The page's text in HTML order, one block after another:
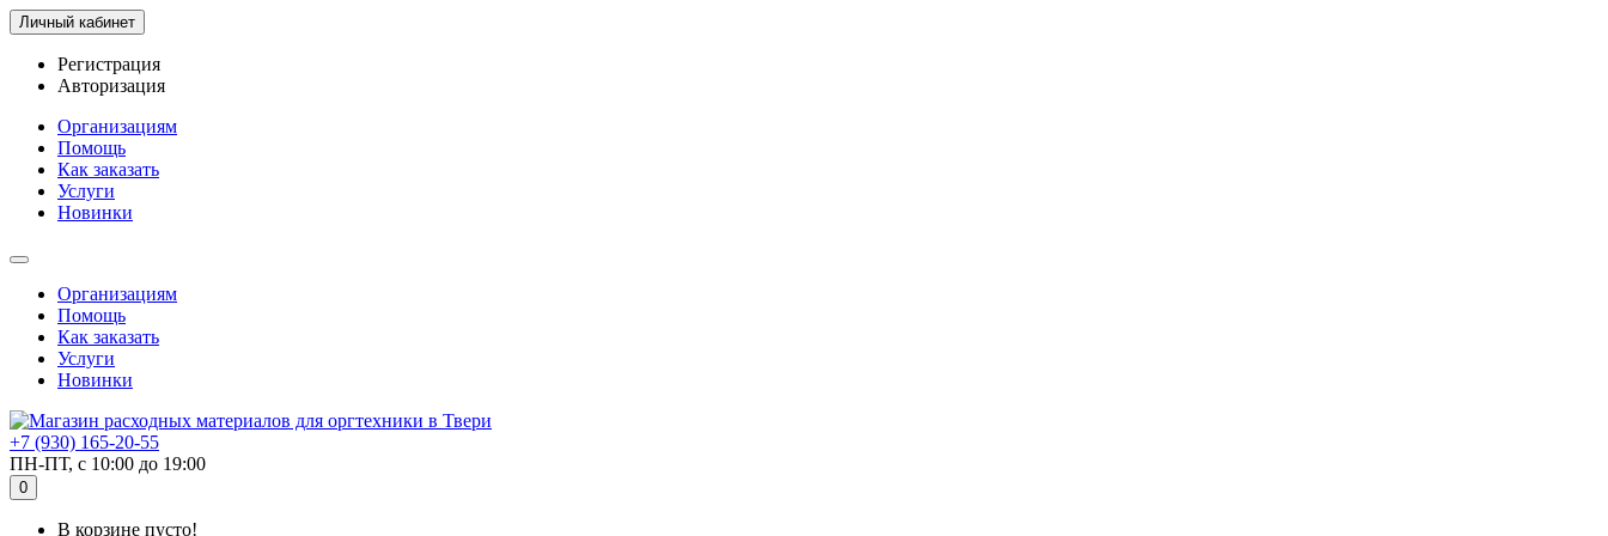
Личный кабинет
Регистрация
Авторизация
Организациям
Помощь
Как заказать
Услуги
Новинки
Организациям
Помощь
Как заказать
Услуги
Новинки
+7 (930) 165-20-55
ПН-ПТ, с 10:00 до 19:00
0
В корзине пусто!